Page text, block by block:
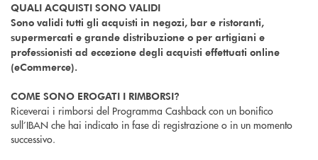
QUALI ACQUISTI SONO VALIDI
Sono validi tutti gli acquisti in negozi, bar e ristoranti,
supermercati e grande distribuzione o per artigiani e
professionisti ad eccezione degli acquisti effettuati online
(eCommerce).
COME SONO EROGATI I RIMBORSI?
Riceverai i rimborsi del Programma Cashback con un bonifico
sull’IBAN che hai indicato in fase di registrazione o in un momento
successivo.